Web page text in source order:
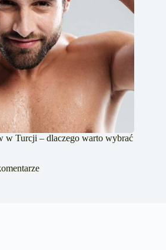
w Turcji – dlaczego warto wybrać